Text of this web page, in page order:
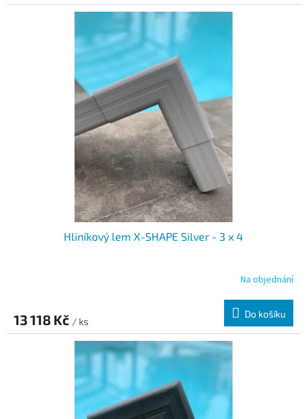
Hliníkový lem X-SHAPE Silver - 3 x 4
Na objednání
13 118 Kč / ks
Do košíku